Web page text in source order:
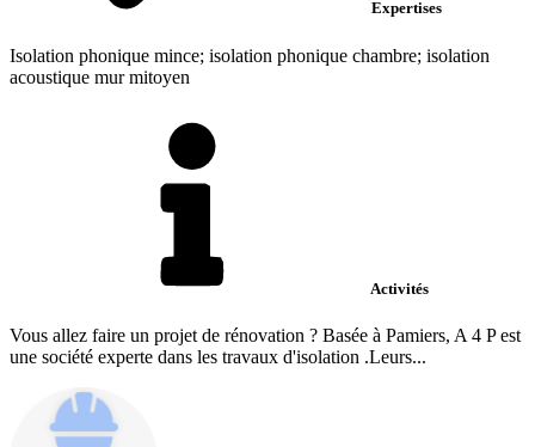
Expertises
Isolation phonique mince; isolation phonique chambre; isolation
acoustique mur mitoyen
Activités
Vous allez faire un projet de rénovation ? Basée à Pamiers, A 4 P est
une société experte dans les travaux d'isolation .Leurs...